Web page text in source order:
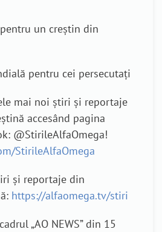
un creștin din
pentru cei persecutați
mai noi știri și reportaje
accesând pagina
@StirileAlfaOmega!
StirileAlfaOmega
și reportaje din
https://alfaomega.tv/stiri
„AO NEWS” din 15